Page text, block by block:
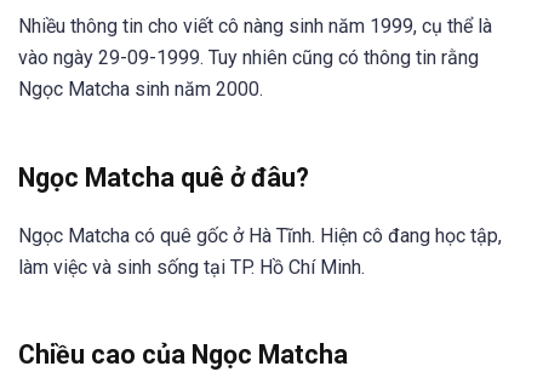
Nhiều thông tin cho viết cô nàng sinh năm 1999, cụ thể là
vào ngày 29-09-1999. Tuy nhiên cũng có thông tin rằng
Ngọc Matcha sinh năm 2000.
Ngọc Matcha quê ở đâu?
Ngọc Matcha có quê gốc ở Hà Tĩnh. Hiện cô đang học tập,
làm việc và sinh sống tại TP. Hồ Chí Minh.
Chiều cao của Ngọc Matcha